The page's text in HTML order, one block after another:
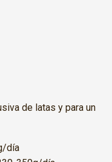
de latas y para un
día